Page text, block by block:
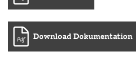
Download Dokumentation